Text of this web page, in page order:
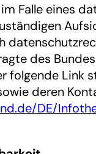
Falle eines
des
folgende Link
deren
DE/